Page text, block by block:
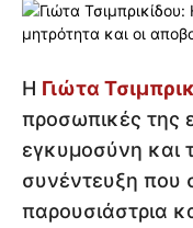
Η Γιώτα
προσωπικές της
εγκυμοσύνη και
συνέντευξη που
παρουσιάστρια